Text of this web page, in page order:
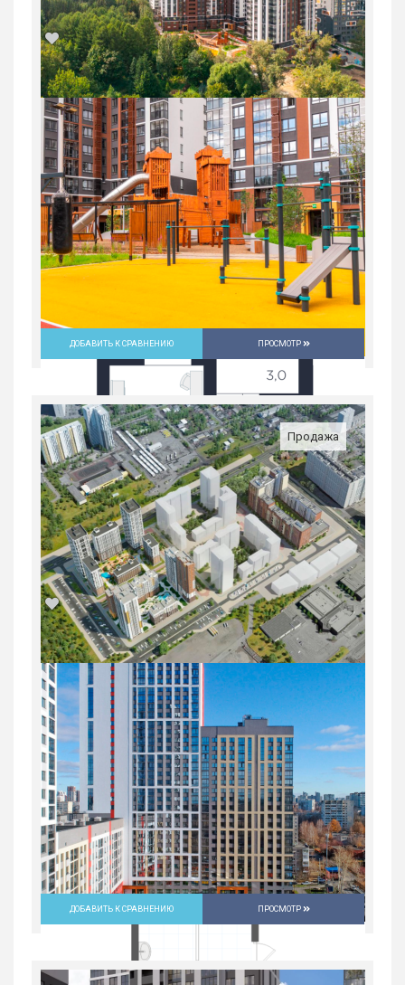
1-комн. квартира в Юго-Западном мкр
в ЖК...
Россия, Свердловская область,
Екатеринбург
7 096 500 руб.
1 31/31 35.1 м2
1-комн. квартира в ЖК «Ботаника
LIFE»
Россия, Свердловская область,
Екатеринбург
8 713 800 руб.
1 25/25 37.4 м 2
ДОБАВИТЬ К СРАВНЕНИЮ ПРОСМОТР
Продажа
ДОБАВИТЬ К СРАВНЕНИЮ ПРОСМОТР